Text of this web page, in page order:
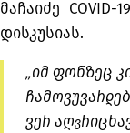
მაჩაიძე
დისკუსიას.
„იმ ფონზეც
ვერ აღვ